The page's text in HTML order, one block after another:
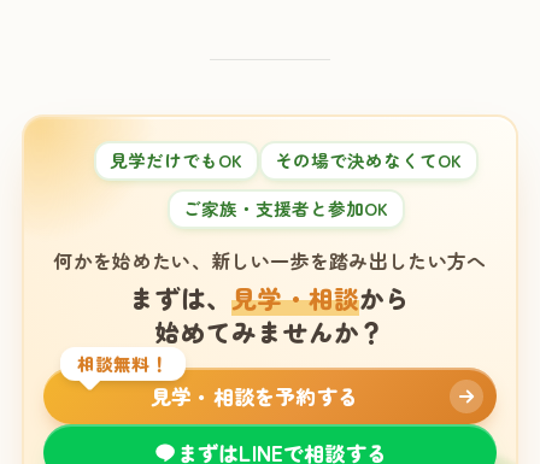
見学だけでもOK
その場で決めなくてOK
ご家族・支援者と参加OK
何かを始めたい、新しい一歩を踏み出したい方へ
まずは、見学・相談から
始めてみませんか？
相談無料！
見学・相談を予約する
まずはLINEで相談する